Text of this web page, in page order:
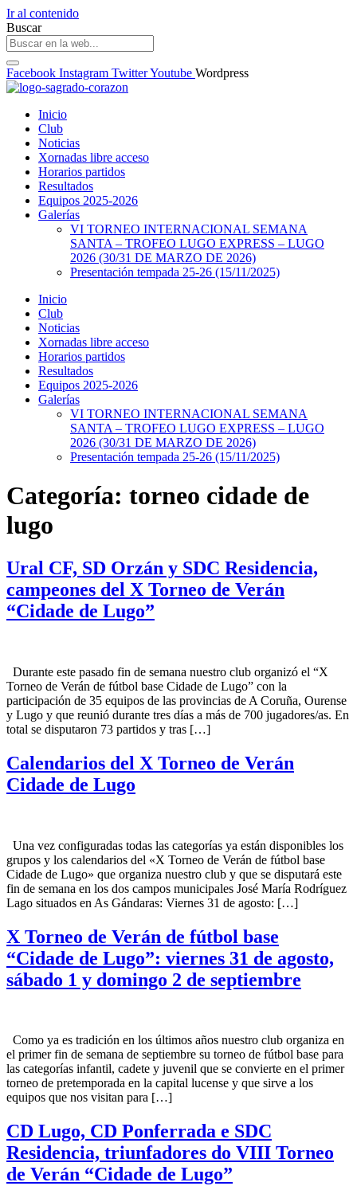
Ir al contenido
Buscar
Facebook Instagram TwitterYoutube Wordpress
Inicio
Club
Noticias
Xornadas libre acceso
Horarios partidos
Resultados
Equipos 2025-2026
Galerías
VI TORNEO INTERNACIONAL SEMANA
SANTA – TROFEO LUGO EXPRESS – LUGO
2026 (30/31 DE MARZO DE 2026)
Presentación tempada 25-26 (15/11/2025)
Inicio
Club
Noticias
Xornadas libre acceso
Horarios partidos
Resultados
Equipos 2025-2026
Galerías
VI TORNEO INTERNACIONAL SEMANA
SANTA – TROFEO LUGO EXPRESS – LUGO
2026 (30/31 DE MARZO DE 2026)
Presentación tempada 25-26 (15/11/2025)
Categoría: torneo cidade de
lugo
Ural CF, SD Orzán y SDC Residencia,
campeones del X Torneo de Verán
“Cidade de Lugo”
Durante este pasado fin de semana nuestro club organizó el “X
Torneo de Verán de fútbol base Cidade de Lugo” con la
participación de 35 equipos de las provincias de A Coruña, Ourense
y Lugo y que reunió durante tres días a más de 700 jugadores/as. En
total se disputaron 73 partidos y tras […]
Calendarios del X Torneo de Verán
Cidade de Lugo
Una vez configuradas todas las categorías ya están disponibles los
grupos y los calendarios del «X Torneo de Verán de fútbol base
Cidade de Lugo» que organiza nuestro club y que se disputará este
fin de semana en los dos campos municipales José María Rodríguez
Lago situados en As Gándaras: Viernes 31 de agosto: […]
X Torneo de Verán de fútbol base
“Cidade de Lugo”: viernes 31 de agosto,
sábado 1 y domingo 2 de septiembre
Como ya es tradición en los últimos años nuestro club organiza en
el primer fin de semana de septiembre su torneo de fútbol base para
las categorías infantil, cadete y juvenil que se convierte en el primer
torneo de pretemporada en la capital lucense y que sirve a los
equipos que nos visitan para […]
CD Lugo, CD Ponferrada e SDC
Residencia, triunfadores do VIII Torneo
de Verán “Cidade de Lugo”